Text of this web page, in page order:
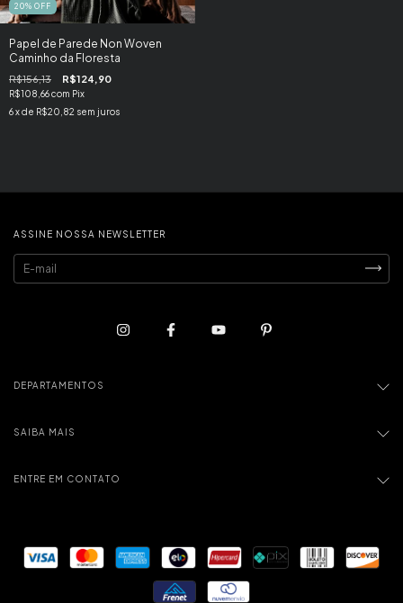
20% OFF
Papel de Parede Non Woven
Caminho da Floresta
R$156,13 R$124,90
R$108,66com Pix
6x de R$20,82 sem juros
ASSINE NOSSA NEWSLETTER
DEPARTAMENTOS
SAIBA MAIS
ENTRE EM CONTATO